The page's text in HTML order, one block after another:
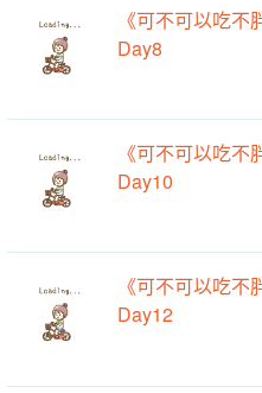
《可不可以吃
Day8
《可不可以吃
Day10
《可不可以吃
Day12